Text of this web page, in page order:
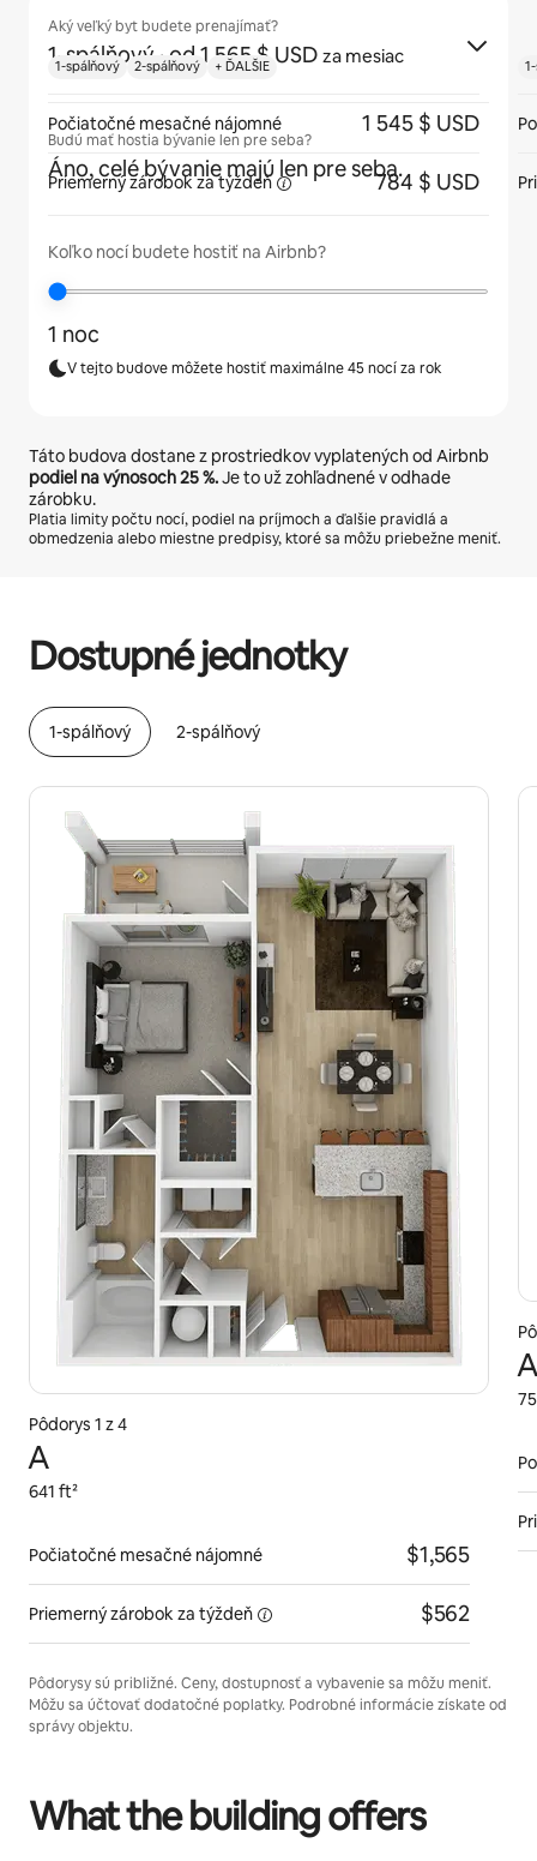
Aký veľký byt budete prenajímať?
1-spálňový · od 1 565 $ USD za mesiac
Budú mať hostia bývanie len pre seba?
Áno, celé bývanie majú len pre seba.
Koľko nocí budete hostiť na Airbnb?
1 noc
V tejto budove môžete hostiť maximálne 45 nocí za rok
Táto budova dostane z prostriedkov vyplatených od Airbnb
podiel na výnosoch25 %.Je to už zohľadnené v odhade
zárobku.
Platia limity počtu nocí, podiel na príjmoch a ďalšie pravidlá a
obmedzenia alebo miestne predpisy, ktoré sa môžu priebežne meniť.
Dostupné jednotky
1-spálňový 2-spálňový
Pôdorys 1 z 4
A
641 ft²
Počiatočné mesačné nájomné $1,565
Priemerný zárobok za týždeň $562
Pôdorysy sú približné. Ceny, dostupnosť a vybavenie sa môžu meniť.
Môžu sa účtovať dodatočné poplatky. Podrobné informácie získate od
správy objektu.
What the building offers
1-spálňový 2-spálňový + ĎALŠIE
Počiatočné mesačné nájomné 1 545 $ USD
Priemerný zárobok za týždeň 784 $ USD